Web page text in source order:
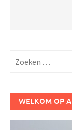
naar:
WELKOM OP